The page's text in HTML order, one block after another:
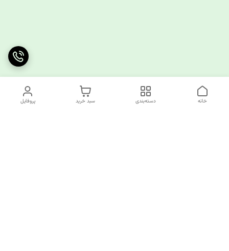
پروفایل سبد خرید دسته‌بندی خانه